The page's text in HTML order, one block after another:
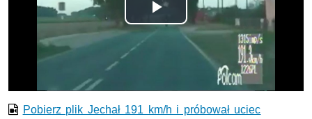
Odtwórz
wideo
Pobierz plik Jechał 191 km/h i próbował uciec